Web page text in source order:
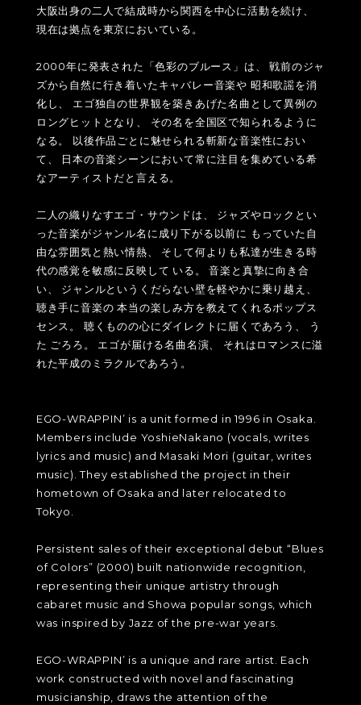
大阪出身の二人で結成時から関西を中心に活動を続け、
現在は拠点を東京においている。
2000年に発表された「色彩のブルース」は、 戦前のジャ
ズから自然に行き着いたキャバレー音楽や 昭和歌謡を消
化し、 エゴ独自の世界観を築きあげた名曲として異例の
ロングヒットとなり、 その名を全国区で知られるように
なる。 以後作品ごとに魅せられる斬新な音楽性におい
て、 日本の音楽シーンにおいて常に注目を集めている希
なアーティストだと言える。
二人の織りなすエゴ・サウンドは、 ジャズやロックとい
った音楽がジャンル名に成り下がる以前に もっていた自
由な雰囲気と熱い情熱、 そして何よりも私達が生きる時
代の感覚を敏感に反映して いる。 音楽と真摯に向き合
い、 ジャンルというくだらない壁を軽やかに乗り越え、
聴き手に音楽の 本当の楽しみ方を教えてくれるポップス
センス。 聴くものの心にダイレクトに届くであろう、 う
た ごろろ。 エゴが届ける名曲名演、 それはロマンスに溢
れた平成のミラクルであろう。
EGO-WRAPPIN’ is a unit formed in 1996 in Osaka.
Members include YoshieNakano (vocals, writes
lyrics and music) and Masaki Mori (guitar, writes
music). They established the project in their
hometown of Osaka and later relocated to
Tokyo.
Persistent sales of their exceptional debut “Blues
of Colors” (2000) built nationwide recognition,
representing their unique artistry through
cabaret music and Showa popular songs, which
was inspired by Jazz of the pre-war years.
EGO-WRAPPIN’ is a unique and rare artist. Each
work constructed with novel and fascinating
musicianship, draws the attention of the